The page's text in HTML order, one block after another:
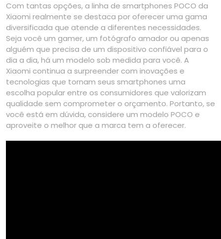
Com tantas opções, a linha de smartphones POCO da
Xiaomi realmente se destaca por oferecer uma gama
diversificada que atende a diferentes necessidades.
Seja você um gamer, um fotógrafo amador ou apenas
alguém que precisa de um dispositivo confiável para o
dia a dia, há um modelo sob medida para você. A
Xiaomi continua a surpreender com inovações e
tecnologias que tornam seus smartphones uma
escolha popular entre os consumidores que valorizam
qualidade sem comprometer o orçamento. Portanto, se
você está em dúvida, considere um modelo POCO e
aproveite o melhor que a marca tem a oferecer.